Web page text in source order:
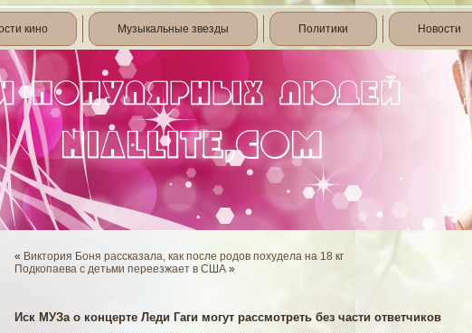
кино Музыкальные звезды Политики Новости
« Виктория Боня рассказала, как после родов похудела на 18 кг
Подкопаева с детьми переезжает в США »
Иск МУЗа о концерте Леди Гаги могут рассмотреть без части ответчиков